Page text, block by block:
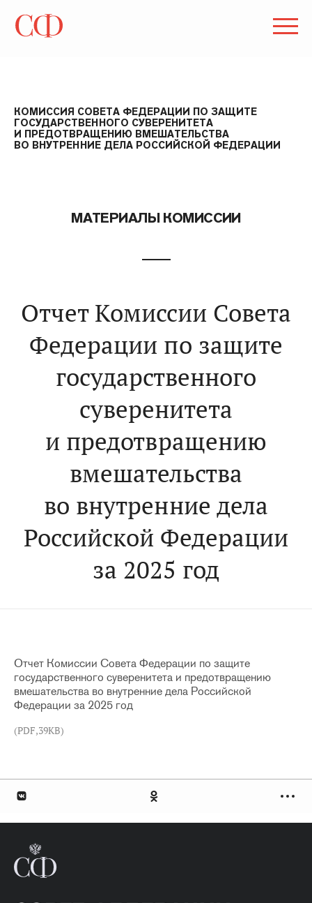
КОМИССИЯ СОВЕТА ФЕДЕРАЦИИ ПО ЗАЩИТЕ
ГОСУДАРСТВЕННОГО СУВЕРЕНИТЕТА
И ПРЕДОТВРАЩЕНИЮ ВМЕШАТЕЛЬСТВА
ВО ВНУТРЕННИЕ ДЕЛА РОССИЙСКОЙ ФЕДЕРАЦИИ
МАТЕРИАЛЫ КОМИССИИ
Отчет Комиссии Совета
Федерации по защите
государственного
суверенитета
и предотвращению
вмешательства
во внутренние дела
Российской Федерации
за 2025 год
Отчет Комиссии Совета Федерации по защите
государственного суверенитета и предотвращению
вмешательства во внутренние дела Российской
Федерации за 2025 год
(PDF,39KB)